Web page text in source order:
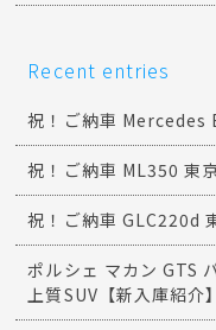
Recent entries
祝！ご納車 Mercedes
祝！ご納車 ML350 東
祝！ご納車 GLC220d
ポルシェ マカン GTS
上質SUV【新入庫紹介】